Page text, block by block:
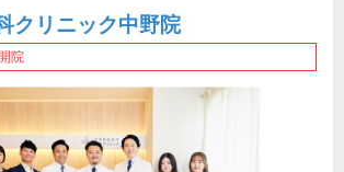
クリニック中野院
院